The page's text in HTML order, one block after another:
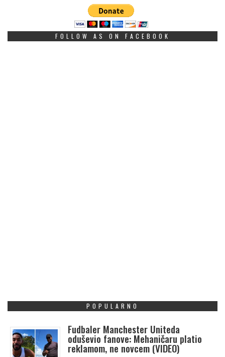
FOLLOW AS ON FACEBOOK
POPULARNO
Fudbaler Manchester Uniteda
oduševio fanove: Mehaničaru platio
reklamom, ne novcem (VIDEO)